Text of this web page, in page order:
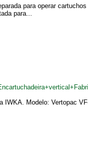
para operar
para...
Modelo: Vertopac